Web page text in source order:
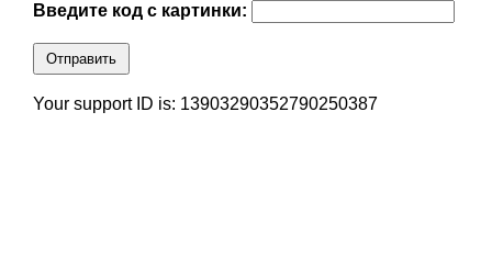
Введите код с картинки:
Отправить
Your support ID is: 13903290352790250387